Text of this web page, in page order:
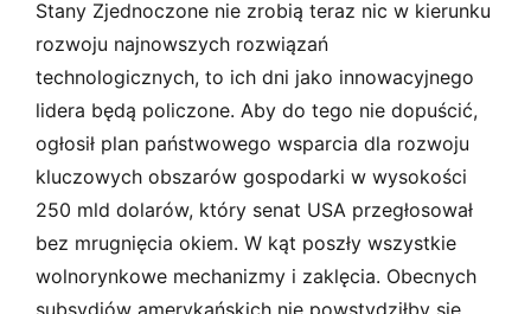
Stany Zjednoczone nie zrobią teraz nic w kierunku
rozwoju najnowszych rozwiązań
technologicznych, to ich dni jako innowacyjnego
lidera będą policzone. Aby do tego nie dopuścić,
ogłosił plan państwowego wsparcia dla rozwoju
kluczowych obszarów gospodarki w wysokości
250 mld dolarów, który senat USA przegłosował
bez mrugnięcia okiem. W kąt poszły wszystkie
wolnorynkowe mechanizmy i zaklęcia. Obecnych
subsydiów amerykańskich nie powstydziłby się